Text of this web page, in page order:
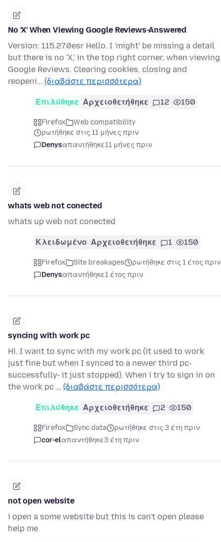
No 'X' When Viewing Google Reviews-Answered
Version: 115.27.0esr Hello. I 'might' be missing a detail
but there is no 'X,' in the top right corner, when viewing
Google Reviews. Clearing cookies, closing and
reopeni… (διαβάστε περισσότερα)
Επιλύθηκε Αρχειοθετήθηκε 12 150
Firefox
Web compatibility
ρωτήθηκε στις 11 μήνες πριν
Denysαπαντήθηκε11 μήνες πριν
whats web not conected
whats up web not conected
Κλειδωμένο Αρχειοθετήθηκε 1 150
Firefox Site breakages
ρωτήθηκε στις 1 έτος πριν
Denysαπαντήθηκε1 έτος πριν
syncing with work pc
Hi. I want to sync with my work pc (it used to work
just fine but when I synced to a newer third pc-
successfully- it just stopped). When i try to sign in on
the work pc … (διαβάστε περισσότερα)
Επιλύθηκε Αρχειοθετήθηκε 2 150
Firefox Sync data
ρωτήθηκε στις 3 έτη πριν
cor-elαπαντήθηκε3 έτη πριν
not open website
i open a some website but this is can't open please
help me